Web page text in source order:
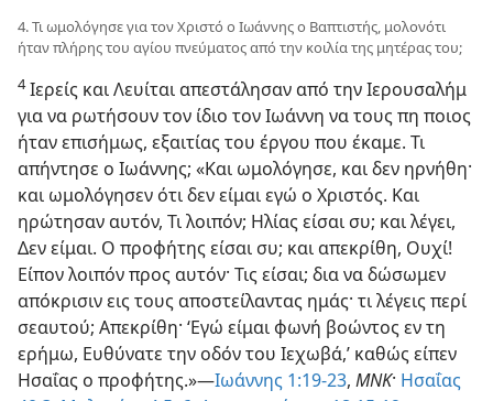
4. Τι ωμολόγησε για τον Χριστό ο Ιωάννης ο Βαπτιστής, μολονότι
ήταν πλήρης του αγίου πνεύματος από την κοιλία της μητέρας του;
4Ιερείς και Λευίται απεστάλησαν από την Ιερουσαλήμ
για να ρωτήσουν τον ίδιο τον Ιωάννη να τους πη ποιος
ήταν επισήμως, εξαιτίας του έργου που έκαμε. Τι
απήντησε ο Ιωάννης; «Και ωμολόγησε, και δεν ηρνήθη·
και ωμολόγησεν ότι δεν είμαι εγώ ο Χριστός. Και
ηρώτησαν αυτόν, Τι λοιπόν; Ηλίας είσαι συ; και λέγει,
Δεν είμαι. Ο προφήτης είσαι συ; και απεκρίθη, Ουχί!
Είπον λοιπόν προς αυτόν· Τις είσαι; δια να δώσωμεν
απόκρισιν εις τους αποστείλαντας ημάς· τι λέγεις περί
σεαυτού; Απεκρίθη· ‘Εγώ είμαι φωνή βοώντος εν τη
ερήμω, Ευθύνατε την οδόν του Ιεχωβά,’ καθώς είπεν
Ησαΐας ο προφήτης.»—Ιωάννης 1:19-23, ΜΝΚ· Ησαΐας